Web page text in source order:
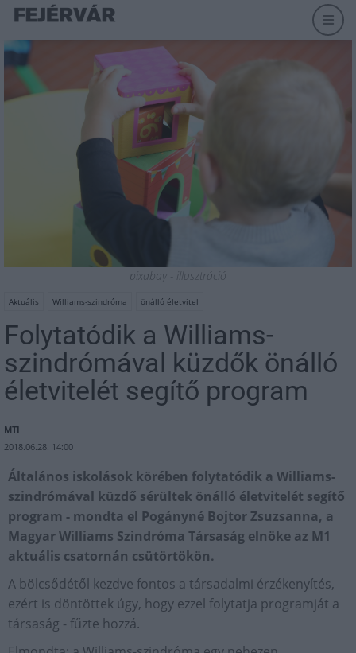
pixabay - illusztráció
Aktuális Williams-szindróma önálló életvitel
Folytatódik a Williams-
szindrómával küzdők önálló
életvitelét segítő program
MTI
2018.06.28. 14:00
Általános iskolások körében folytatódik a Williams-
szindrómával küzdő sérültek önálló életvitelét segítő
program - mondta el Pogányné Bojtor Zsuzsanna, a
Magyar Williams Szindróma Társaság elnöke az M1
aktuális csatornán csütörtökön.
A bölcsődétől kezdve fontos a társadalmi érzékenyítés,
ezért is döntöttek úgy, hogy ezzel folytatja programját a
társaság - fűzte hozzá.